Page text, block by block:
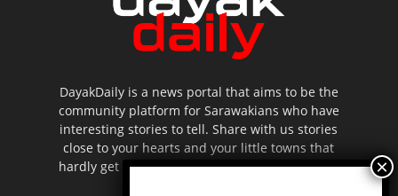
DayakDaily is a news portal that aims to be the
community platform for Sarawakians who have
interesting stories to tell. Share with us stories
close to your hearts and your little towns that
hardly get to be highlighted in the mainstream